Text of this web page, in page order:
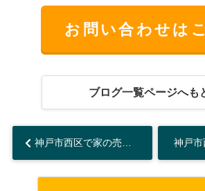
お問い合わせは
ブログ一覧ページへも